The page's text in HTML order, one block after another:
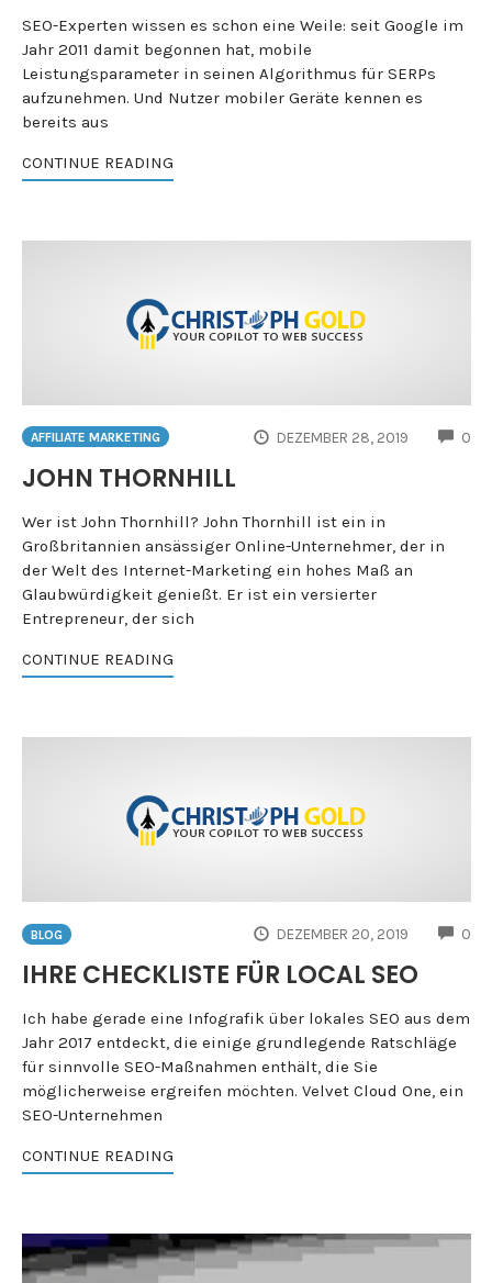
SEO-Experten wissen es schon eine Weile: seit Google im
Jahr 2011 damit begonnen hat, mobile
Leistungsparameter in seinen Algorithmus für SERPs
aufzunehmen. Und Nutzer mobiler Geräte kennen es
bereits aus
CONTINUE READING
AFFILIATE MARKETING DEZEMBER 28, 2019 0
JOHN THORNHILL
Wer ist John Thornhill? John Thornhill ist ein in
Großbritannien ansässiger Online-Unternehmer, der in
der Welt des Internet-Marketing ein hohes Maß an
Glaubwürdigkeit genießt. Er ist ein versierter
Entrepreneur, der sich
CONTINUE READING
BLOG DEZEMBER 20, 2019 0
IHRE CHECKLISTE FÜR LOCAL SEO
Ich habe gerade eine Infografik über lokales SEO aus dem
Jahr 2017 entdeckt, die einige grundlegende Ratschläge
für sinnvolle SEO-Maßnahmen enthält, die Sie
möglicherweise ergreifen möchten. Velvet Cloud One, ein
SEO-Unternehmen
CONTINUE READING